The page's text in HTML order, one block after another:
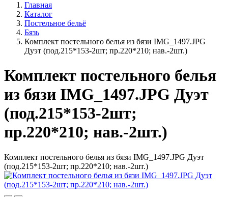
Главная
Каталог
Постельное бельё
Бязь
Комплект постельного белья из бязи IMG_1497.JPG
Дуэт (под.215*153-2шт; пр.220*210; нав.-2шт.)
Комплект постельного белья
из бязи IMG_1497.JPG Дуэт
(под.215*153-2шт;
пр.220*210; нав.-2шт.)
Комплект постельного белья из бязи IMG_1497.JPG Дуэт
(под.215*153-2шт; пр.220*210; нав.-2шт.)